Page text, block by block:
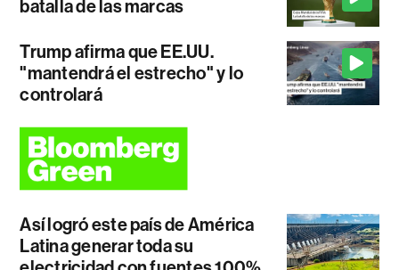
batalla de las marcas
Trump afirma que EE.UU.
"mantendrá el estrecho" y lo
controlará
Así logró este país de América
Latina generar toda su